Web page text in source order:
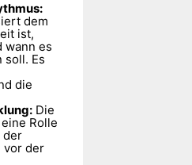
dem
ist,
wann es
soll. Es
die
Die
Rolle
der
vor der